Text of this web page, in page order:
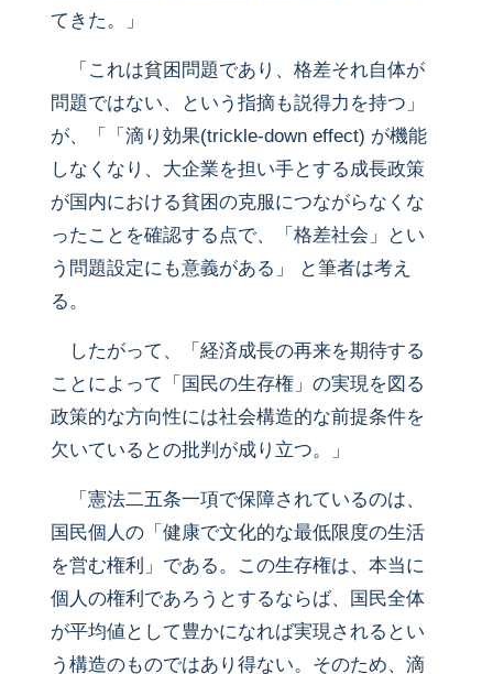
てきた。」
「これは貧困問題であり、格差それ自体が
問題ではない、という指摘も説得力を持つ」
が、「「滴り効果(trickle-down effect) が機能
しなくなり、大企業を担い手とする成長政策
が国内における貧困の克服につながらなくな
ったことを確認する点で、「格差社会」とい
う問題設定にも意義がある」 と筆者は考え
る。
したがって、「経済成長の再来を期待する
ことによって「国民の生存権」の実現を図る
政策的な方向性には社会構造的な前提条件を
欠いているとの批判が成り立つ。」
「憲法二五条一項で保障されているのは、
国民個人の「健康で文化的な最低限度の生活
を営む権利」である。この生存権は、本当に
個人の権利であろうとするならば、国民全体
が平均値として豊かになれば実現されるとい
う構造のものではあり得ない。そのため、滴